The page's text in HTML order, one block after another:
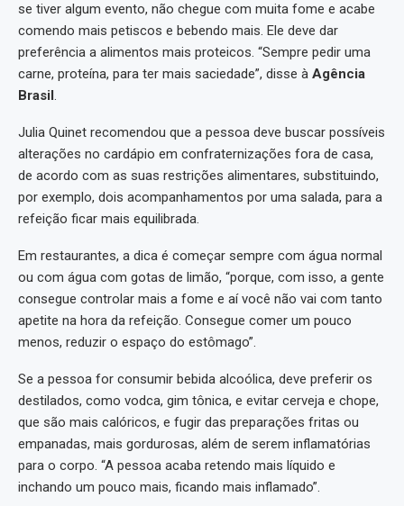
se tiver algum evento, não chegue com muita fome e acabe
comendo mais petiscos e bebendo mais. Ele deve dar
preferência a alimentos mais proteicos. “Sempre pedir uma
carne, proteína, para ter mais saciedade”, disse à Agência
Brasil.
Julia Quinet recomendou que a pessoa deve buscar possíveis
alterações no cardápio em confraternizações fora de casa,
de acordo com as suas restrições alimentares, substituindo,
por exemplo, dois acompanhamentos por uma salada, para a
refeição ficar mais equilibrada.
Em restaurantes, a dica é começar sempre com água normal
ou com água com gotas de limão, “porque, com isso, a gente
consegue controlar mais a fome e aí você não vai com tanto
apetite na hora da refeição. Consegue comer um pouco
menos, reduzir o espaço do estômago”.
Se a pessoa for consumir bebida alcoólica, deve preferir os
destilados, como vodca, gim tônica, e evitar cerveja e chope,
que são mais calóricos, e fugir das preparações fritas ou
empanadas, mais gordurosas, além de serem inflamatórias
para o corpo. “A pessoa acaba retendo mais líquido e
inchando um pouco mais, ficando mais inflamado”.